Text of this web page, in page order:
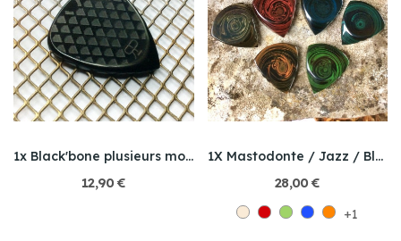
1x Black'bone plusieurs modèles
12,90 €
1X Mastodonte / Jazz / Black'bone
28,00 €
+1